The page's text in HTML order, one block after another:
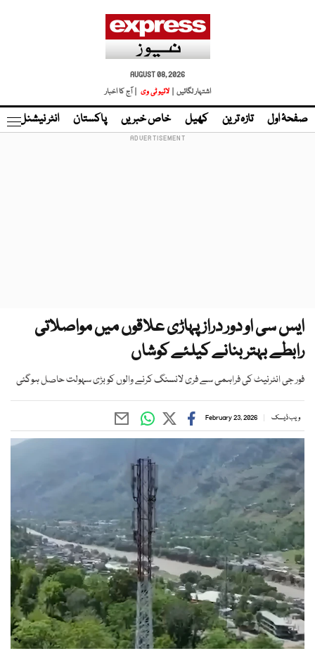
AUGUST 08, 2026
اشتہار لگائیں |
لائیو ٹی وی | آج کا اخبار
صفحۂ اول تازہ ترین کھیل خاص خبریں پاکستان انٹر نیشنل
ایس سی او دور دراز پہاڑی علاقوں میں مواصلاتی
رابطے بہتر بنانے کیلئے کوشاں
فور جی انٹرنیٹ کی فراہمی سے فری لانسنگ کرنے والوں کو بڑی سہولت حاصل ہوگئی
ویب ڈیسک February 23, 2026